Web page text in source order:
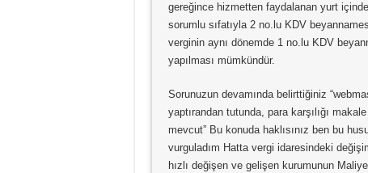
gereğince hizmetten faydalanan yurt
sorumlu sıfatıyla 2 no.lu KDV
verginin aynı dönemde 1 no.lu KDV
yapılması mümkündür.
Sorunuzun devamında belirttiğiniz
yaptırandan tutunda, para karşılığı
mevcut” Bu konuda haklısınız ben bu
vurguladım Hatta vergi idaresindeki
hızlı değişen ve gelişen kurumunun